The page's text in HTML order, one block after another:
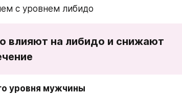
с уровнем либидо
влияют на либидо и снижают
уровня мужчины